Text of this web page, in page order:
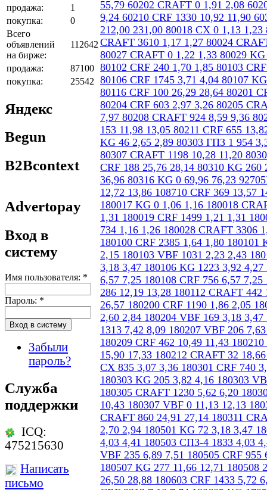
продажа:
1
покупка:
0
Всего
объявлений
на бирже:
112642
продажа:
87100
покупка:
25542
Яндекс
Begun
B2Bcontext
Advertopay
Вход в
систему
Имя пользователя: *
Пароль: *
Забыли
пароль?
Служба
поддержки
ICQ:
475215630
Написать
письмо